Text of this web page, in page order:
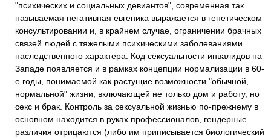
"психических и социальных девиантов", современная так
называемая негативная евгеника выражается в генетическом
консультировании и, в крайнем случае, ограничении брачных
связей людей с тяжелыми психическими заболеваниями
наследственного характера. Код сексуальности инвалидов на
Западе появляется и в рамках концепции нормализации в 60-
е годы, понимаемой как растущие возможности "обычной,
нормальной" жизни, включающей не только дом и работу, но
секс и брак. Контроль за сексуальной жизнью по-прежнему в
основном находится в руках профессионалов, гендерные
различия отрицаются (либо им приписывается биологический